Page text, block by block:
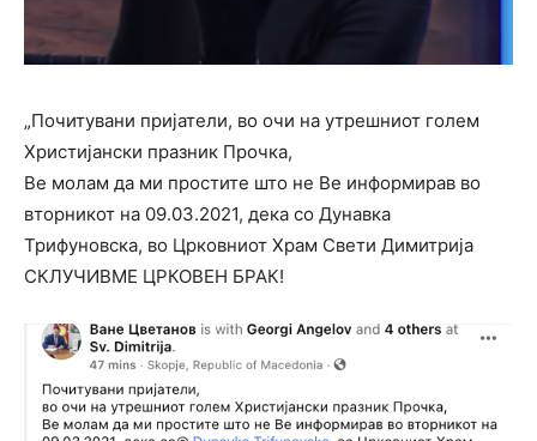
„Почитувани пријатели, во очи на утрешниот голем
Христијански празник Прочка,
Ве молам да ми простите што не Ве информирав во
вторникот на 09.03.2021, дека со Дунавка
Трифуновска, во Црковниот Храм Свети Димитрија
СКЛУЧИВМЕ ЦРКОВЕН БРАК!